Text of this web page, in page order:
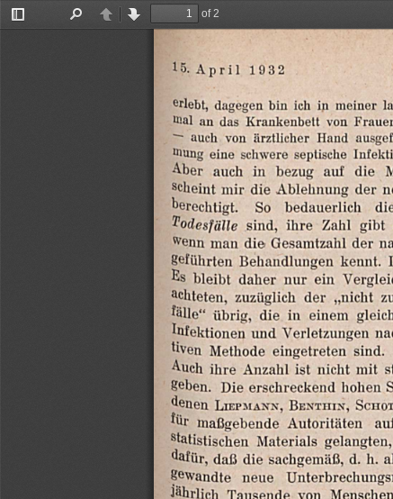
Toggle
PreviousNext
of 2
15. April 1932
erlebt, dagegen bin ich in meiner
Mal an das Krankenbett von
—
auch von ärztlicher Hand
Mung eine schwere septische
Aber
auch in bezug auf die
Scheint mir die Ablehnung der
berechtigt.
So bedauerlich
Todesfälle
sind, ihre Zahl gibt
wenn man die Gesamtzahl der
geführten Behandlungen kennt.
Es pleibt daher nur ein
achteten,
zuzüglich der „nicht
fälle“
übrig, die in einem
Infektionen und Verletzungen
tiven
Methode eingetreten
sind.
Auch ihre Anzahl ist nicht mit
geben.
Die erschreckend hohen
‚denen LiePmAnN, BENTHIN,
für
maßgebende Autoritäten
Statistischen
Materials gelangten,
dafür,
daß die sachgemäß, d. h.
Sewandte
neue
Jährlich
Tausende von